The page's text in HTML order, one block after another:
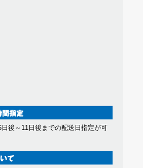
後～11日後までの配送日指定が可